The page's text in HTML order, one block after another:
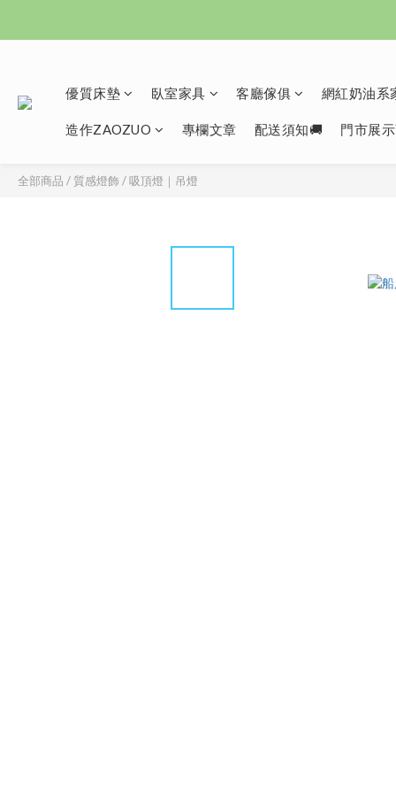
優質床墊 臥室家具 客廳傢俱 網紅奶油
造作ZAOZUO 專欄文章 配送須知🚚 門市展
全部商品 / 質感燈飾 /吸頂燈｜吊燈